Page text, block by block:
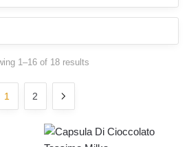
1–16 of 18 resultsSorted
1 2